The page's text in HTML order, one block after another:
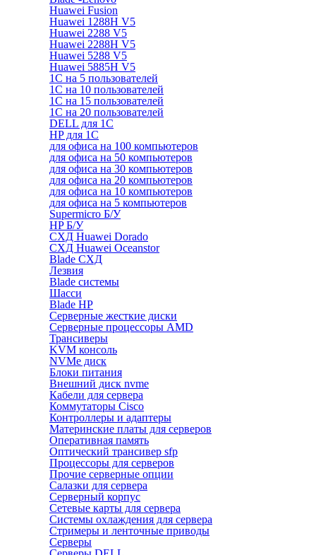
Huawei Fusion
Huawei 1288H V5
Huawei 2288 V5
Huawei 2288H V5
Huawei 5288 V5
Huawei 5885H V5
1С на 5 пользователей
1С на 10 пользователей
1С на 15 пользователей
1С на 20 пользователей
DELL для 1С
HP для 1С
для офиса на 100 компьютеров
для офиса на 50 компьютеров
для офиса на 30 компьютеров
для офиса на 20 компьютеров
для офиса на 10 компьютеров
для офиса на 5 компьютеров
Supermicro Б/У
HP Б/У
СХД Huawei Dorado
СХД Huawei Oceanstor
Blade СХД
Лезвия
Blade системы
Шасси
Blade HP
Серверные жесткие диски
Серверные процессоры AMD
Трансиверы
KVM консоль
NVMe диск
Блоки питания
Внешний диск nvme
Кабели для сервера
Коммутаторы Cisco
Контроллеры и адаптеры
Материнские платы для серверов
Оперативная память
Оптический трансивер sfp
Процессоры для серверов
Прочие серверные опции
Салазки для сервера
Серверный корпус
Сетевые карты для сервера
Системы охлаждения для сервера
Стримеры и ленточные приводы
Серверы